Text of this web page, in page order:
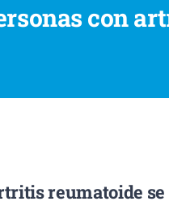
con
reumatoide